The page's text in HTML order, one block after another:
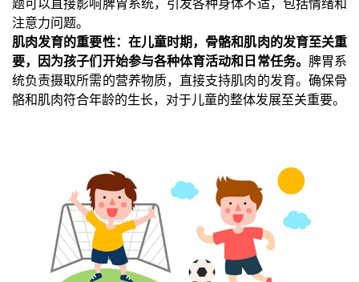
注意力问题。
肌肉发育的重要性：在儿童时期，骨骼和肌肉的发育至关重
要，因为孩子们开始参与各种体育活动和日常任务。 脾胃系
统负责摄取所需的营养物质，直接支持肌肉的发育。确保骨
骼和肌肉符合年龄的生长，对于儿童的整体发展至关重要。